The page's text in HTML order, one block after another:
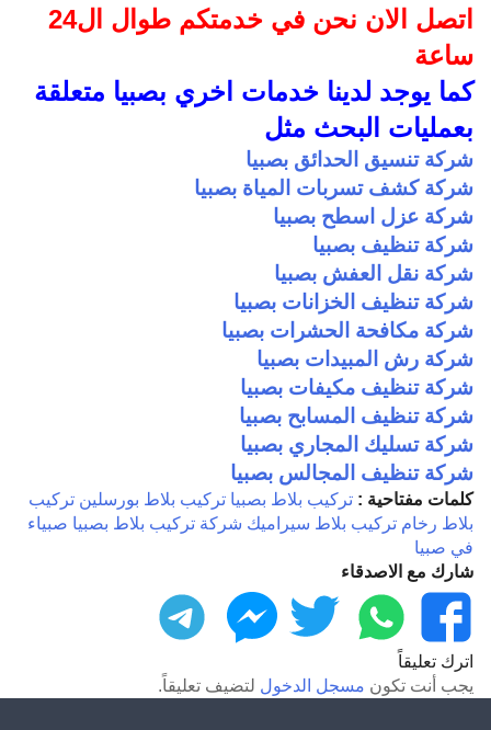
اتصل الان نحن في خدمتكم طوال ال24
ساعة
كما يوجد لدينا خدمات اخري بصبيا متعلقة
بعمليات البحث مثل
شركة تنسيق الحدائق بصبيا
شركة كشف تسربات المياة بصبيا
شركة عزل اسطح بصبيا
شركة تنظيف بصبيا
شركة نقل العفش بصبيا
شركة تنظيف الخزانات بصبيا
شركة مكافحة الحشرات بصبيا
شركة رش المبيدات بصبيا
شركة تنظيف مكيفات بصبيا
شركة تنظيف المسابح بصبيا
شركة تسليك المجاري بصبيا
شركة تنظيف المجالس بصبيا
كلمات مفتاحية : تركيب بلاط بصبيا تركيب بلاط بورسلين تركيب
بلاط رخام تركيب بلاط سيراميك شركة تركيب بلاط بصبيا صبياء
في صبيا
شارك مع الاصدقاء
فيسبوك
واتساب تويتر ماسنجر
اترك تعليقاً
يجب أنت تكون مسجل الدخول لتضيف تعليقاً.